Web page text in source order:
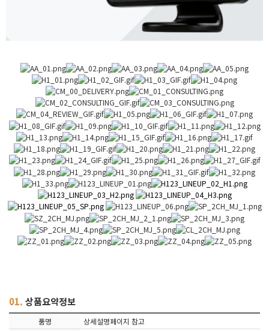
01. 상품요약정보
품명
상세설명페이지 참고